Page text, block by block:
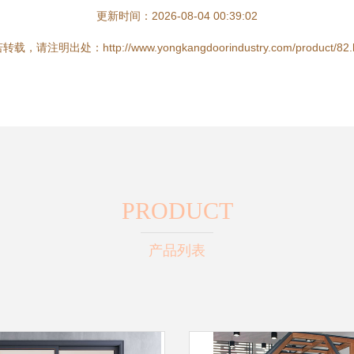
更新时间：2026-08-04 00:39:02
转载，请注明出处：http://www.yongkangdoorindustry.com/product/
PRODUCT
产品列表